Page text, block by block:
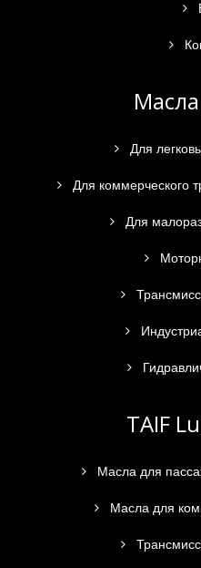
Для
Для коммерческого
Для
TAIF
Масла для
Масла для